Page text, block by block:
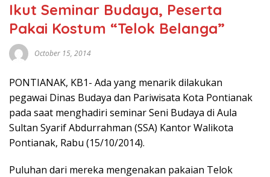
Ikut Seminar Budaya, Peserta
Pakai Kostum “Telok Belanga”
October 15, 2014
PONTIANAK, KB1- Ada yang menarik dilakukan
pegawai Dinas Budaya dan Pariwisata Kota Pontianak
pada saat menghadiri seminar Seni Budaya di Aula
Sultan Syarif Abdurrahman (SSA) Kantor Walikota
Pontianak, Rabu (15/10/2014).
Puluhan dari mereka mengenakan pakaian Telok